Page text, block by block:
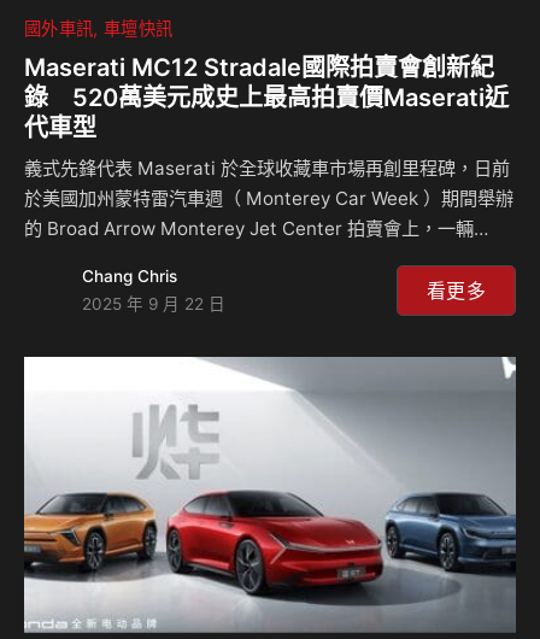
國外車訊 車壇快訊
Maserati MC12 Stradale國際拍賣會創新紀
錄 520萬美元成史上最高拍賣價Maserati近
代車型
義式先鋒代表 Maserati 於全球收藏車市場再創里程碑，日前
於美國加州蒙特雷汽車週（ Monterey Car Week ）期間舉辦
的 Broad Arrow Monterey Jet Center 拍賣會上，一輛
賣紀錄，並成為史上最高拍賣價之 Maserati 現代車型，再次
印證三叉戟品牌跨越時代的珍稀價值。 MC12 Stradale 全球
cc V12 自然進氣引擎，最高輸出 630 匹馬力，標誌性的純白
車身以藍色細節妝點，致敬…
Chang Chris
2025 年 9 月 22 日
看更多